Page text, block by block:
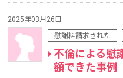
2025年03月26日
慰謝料請求された
不倫による慰
額できた事例